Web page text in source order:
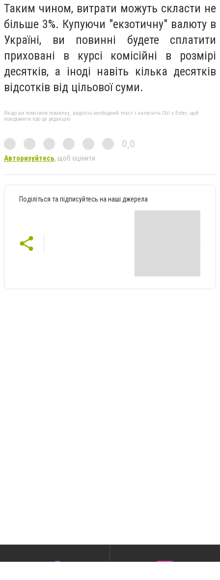
Таким чином, витрати можуть скласти не
більше 3%. Купуючи "екзотичну" валюту в
Україні, ви повинні будете сплатити
приховані в курсі комісійні в розмірі
десятків, а іноді навіть кілька десятків
відсотків від цільової суми.
Якщо ви помітили помилку, виділіть необхідний текст і натисніть Ctrl + Enter, щоб
повідомити про це редакцію
0,0
Авторизуйтесь, щоб оцінити
Поділіться та підписуйтесь на наші джерела